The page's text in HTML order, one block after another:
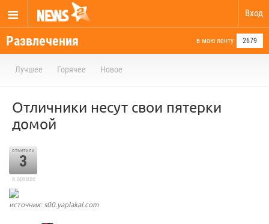
Вход
Развлечения в мою ленту 2679
Лучшее Горячее Новое
Отличники несут свои пятерки
домой
отметили
3
в архиве
источник: s00.yaplakal.com